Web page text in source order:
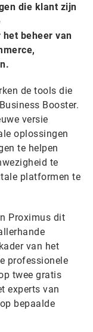
die klant zijn
beheer van
de tools die
Booster.
versie
oplossingen
te helpen
te
platformen te
Proximus dit
van het
professionele
twee gratis
experts van
bepaalde